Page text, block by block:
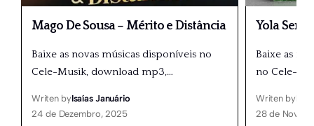
Mago De Sousa – Mérito e Distância
Baixe as novas músicas disponíveis no
Cele-Musik, download mp3,…
Writen byIsaías Januário
24 de Dezembro, 2025
Yola
Baixe as
no Cele-
Writen by
28 de